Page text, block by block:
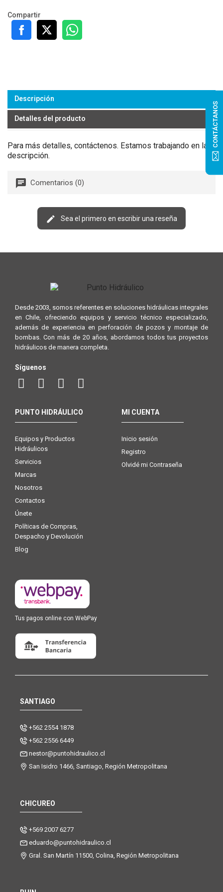
Compartir
Descripción
Detalles del producto
Para más detalles, contáctenos. Estamos trabajando en la
descripción.
Comentarios (0)
Sea el primero en escribir una reseña
Desde 2003, somos referentes en soluciones hidráulicas integrales
en Chile, ofreciendo equipos y servicio técnico especializado,
además de experiencia en perforación de pozos y montaje de
bombas. Con más de 20 años, abordamos todos tus proyectos
hidráulicos de manera completa.
Síguenos
PUNTO HIDRÁULICO
Equipos y Productos
Hidráulicos
Servicios
Marcas
Nosotros
Contactos
Únete
Políticas de Compras,
Despacho y Devolución
Blog
MI CUENTA
Inicio sesión
Registro
Olvidé mi Contraseña
CONTÁCTANOS
Tus pagos online con WebPay
SANTIAGO
+562 2554 1878
+562 2556 6449
nestor@puntohidraulico.cl
San Isidro 1466, Santiago, Región Metropolitana
CHICUREO
+569 2007 6277
eduardo@puntohidraulico.cl
Gral. San Martín 11500, Colina, Región Metropolitana